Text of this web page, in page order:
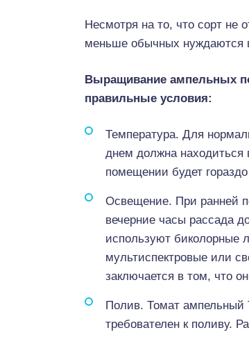
Несмотря на то, что сорт не
меньше обычных нуждаются
Выращивание ампельных
правильные условия:
Температура. Для
днем должна находиться
помещении будет
Освещение. При ранней
вечерние часы рассада
используют биколорные
мультиспектровые или
заключается в том, что
Полив. Томат ампельный
требователен к поливу.